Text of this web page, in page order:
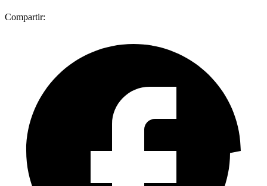
Compartir: